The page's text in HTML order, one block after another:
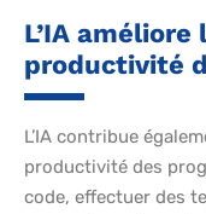
L’IA
productivité
L’IA contribue
productivité des
code, effectuer des